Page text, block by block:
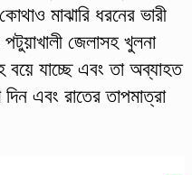
মাঝারি ধরনের ভারী
জেলাসহ খুলনা
বয়ে যাচ্ছে এবং তা অব্যাহত
এবং রাতের তাপমাত্রা